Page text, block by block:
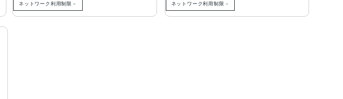
ネットワーク利用制限－ ネットワーク利用制限－